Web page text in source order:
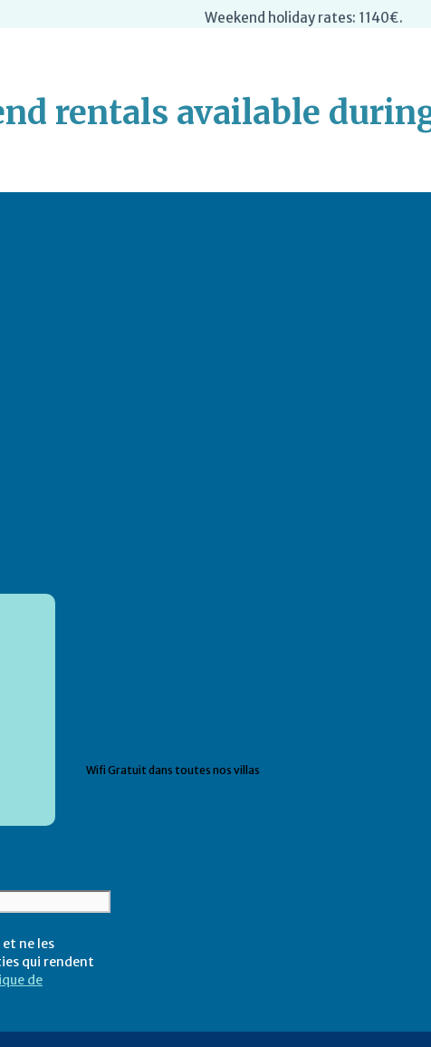
Weekend holiday rates: 1140€.
rentals available
Wifi Gratuit dans toutes nos villas
ne les
qui rendent
de